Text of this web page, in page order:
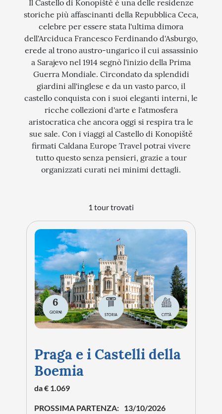
Il Castello di Konopiště è una delle residenze
storiche più affascinanti della Repubblica Ceca,
celebre per essere stata l'ultima dimora
dell'Arciduca Francesco Ferdinando d'Asburgo,
erede al trono austro-ungarico il cui assassinio
a Sarajevo nel 1914 segnò l'inizio della Prima
Guerra Mondiale. Circondato da splendidi
giardini all'inglese e da un vasto parco, il
castello conquista con i suoi eleganti interni, le
ricche collezioni d'arte e l'atmosfera
aristocratica che ancora oggi si respira tra le
sue sale. Con i viaggi al Castello di Konopiště
firmati Caldana Europe Travel potrai vivere
tutto questo senza pensieri, grazie a tour
organizzati curati nei minimi dettagli.
1 tour trovati
6
GIORNI
STORIA CITTÀ
Praga e i Castelli della
Boemia
da € 1.069
PROSSIMA PARTENZA: 13/10/2026
STORIA
CITTÀ
EVENTI SPECIALI
ARTE E CULTURA